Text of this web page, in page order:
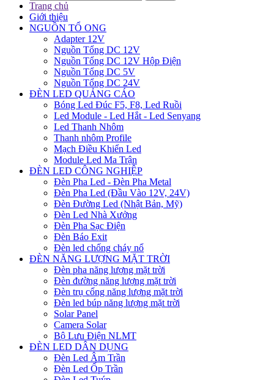
Trang chủ
Giới thiệu
NGUỒN TỔ ONG
Adapter 12V
Nguồn Tổng DC 12V
Nguồn Tổng DC 12V Hộp Điện
Nguồn Tổng DC 5V
Nguồn Tổng DC 24V
ĐÈN LED QUẢNG CÁO
Bóng Led Đúc F5, F8, Led Ruồi
Led Module - Led Hắt - Led Senyang
Led Thanh Nhôm
Thanh nhôm Profile
Mạch Điều Khiển Led
Module Led Ma Trận
ĐÈN LED CÔNG NGHIỆP
Đèn Pha Led - Đèn Pha Metal
Đèn Pha Led (Đầu Vào 12V, 24V)
Đèn Đường Led (Nhật Bản, Mỹ)
Đèn Led Nhà Xưởng
Đèn Pha Sạc Điện
Đèn Báo Exit
Đèn led chống cháy nổ
ĐÈN NĂNG LƯỢNG MẶT TRỜI
Đèn pha năng lượng mặt trời
Đèn đường năng lượng mặt trời
Đèn trụ cổng năng lượng mặt trời
Đèn led búp năng lượng mặt trời
Solar Panel
Camera Solar
Bộ Lưu Điện NLMT
ĐÈN LED DÂN DỤNG
Đèn Led Âm Trần
Đèn Led Ốp Trần